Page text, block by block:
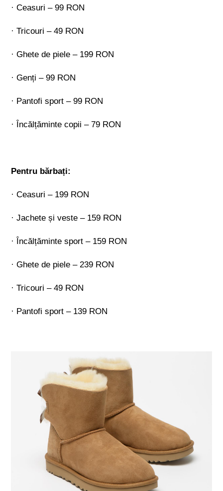
· Ceasuri – 99 RON
· Tricouri – 49 RON
· Ghete de piele – 199 RON
· Genți – 99 RON
· Pantofi sport – 99 RON
· Încălțăminte copii – 79 RON
Pentru bărbați:
· Ceasuri – 199 RON
· Jachete și veste – 159 RON
· Încălțăminte sport – 159 RON
· Ghete de piele – 239 RON
· Tricouri – 49 RON
· Pantofi sport – 139 RON